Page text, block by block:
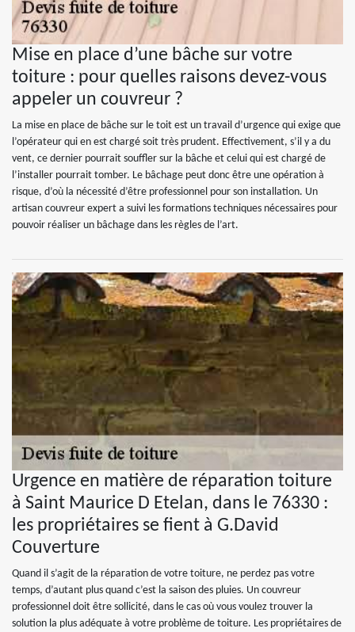
Mise en place d’une bâche sur votre
toiture : pour quelles raisons devez-vous
appeler un couvreur ?
La mise en place de bâche sur le toit est un travail d’urgence qui exige que
l’opérateur qui en est chargé soit très prudent. Effectivement, s’il y a du
vent, ce dernier pourrait souffler sur la bâche et celui qui est chargé de
l’installer pourrait tomber. Le bâchage peut donc être une opération à
risque, d’où la nécessité d’être professionnel pour son installation. Un
artisan couvreur expert a suivi les formations techniques nécessaires pour
pouvoir réaliser un bâchage dans les règles de l’art.
Urgence en matière de réparation toiture
à Saint Maurice D Etelan, dans le 76330 :
les propriétaires se fient à G.David
Couverture
Quand il s’agit de la réparation de votre toiture, ne perdez pas votre
temps, d’autant plus quand c’est la saison des pluies. Un couvreur
professionnel doit être sollicité, dans le cas où vous voulez trouver la
solution la plus adéquate à votre problème de toiture. Les propriétaires de